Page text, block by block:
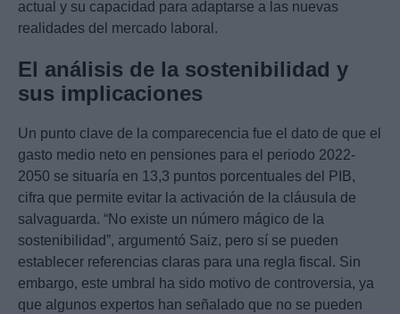
actual y su capacidad para adaptarse a las nuevas
realidades del mercado laboral.
El análisis de la sostenibilidad y
sus implicaciones
Un punto clave de la comparecencia fue el dato de que el
gasto medio neto en pensiones para el periodo 2022-
2050 se situaría en 13,3 puntos porcentuales del PIB,
cifra que permite evitar la activación de la cláusula de
salvaguarda. “No existe un número mágico de la
sostenibilidad”, argumentó Saiz, pero sí se pueden
establecer referencias claras para una regla fiscal. Sin
embargo, este umbral ha sido motivo de controversia, ya
que algunos expertos han señalado que no se pueden